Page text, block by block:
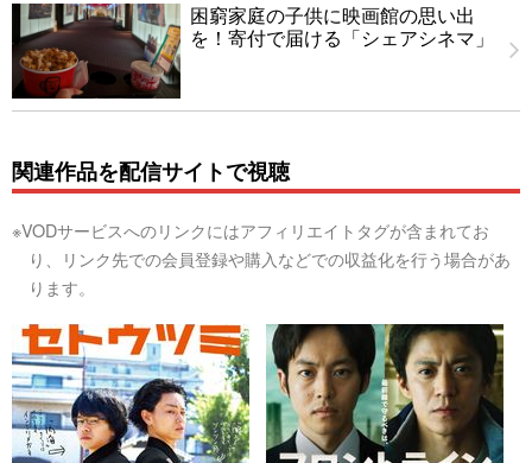
困窮家庭の子供に映画館の思い出
を！寄付で届ける「シェアシネマ」
関連作品を配信サイトで視聴
※VODサービスへのリンクにはアフィリエイトタグが含まれてお
り、リンク先での会員登録や購入などでの収益化を行う場合があ
ります。